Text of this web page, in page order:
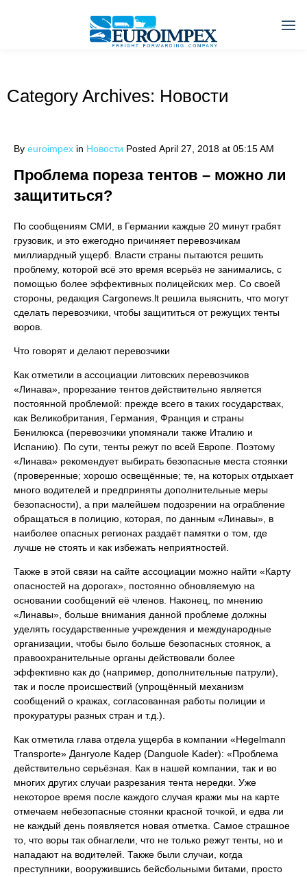
Category Archives: Новости
By euroimpex in Новости Posted April 27, 2018 at 05:15 AM
Проблема пореза тентов – можно ли
защититься?
По сообщениям СМИ, в Германии каждые 20 минут грабят
грузовик, и это ежегодно причиняет перевозчикам
миллиардный ущерб. Власти страны пытаются решить
проблему, которой всё это время всерьёз не занимались, с
помощью более эффективных полицейских мер. Со своей
стороны, редакция Cargonews.lt решила выяснить, что могут
сделать перевозчики, чтобы защититься от режущих тенты
воров.
Что говорят и делают перевозчики
Как отметили в ассоциации литовских перевозчиков
«Линава», прорезание тентов действительно является
постоянной проблемой: прежде всего в таких государствах,
как Великобритания, Германия, Франция и страны
Бенилюкса (перевозчики упомянали также Италию и
Испанию). По сути, тенты режут по всей Европе. Поэтому
«Линава» рекомендует выбирать безопасные места стоянки
(проверенные; хорошо освещённые; те, на которых отдыхает
много водителей и предприняты дополнительные меры
безопасности), а при малейшем подозрении на ограбление
обращаться в полицию, которая, по данным «Линавы», в
наиболее опасных регионах раздаёт памятки о том, где
лучше не стоять и как избежать неприятностей.
Также в этой связи на сайте ассоциации можно найти «Карту
опасностей на дорогах», постоянно обновляемую на
основании сообщений её членов. Наконец, по мнению
«Линавы», больше внимания данной проблеме должны
уделять государственные учреждения и международные
организации, чтобы было больше безопасных стоянок, а
правоохранительные органы действовали более
эффективно как до (например, дополнительные патрули),
так и после происшествий (упрощённый механизм
сообщений о кражах, согласованная работы полиции и
прокуратуры разных стран и т.д.).
Как отметила глава отдела ущерба в компании «Hegelmann
Transporte» Дангуоле Кадер (Danguole Kader): «Проблема
действительно серьёзная. Как в нашей компании, так и во
многих других случаи разрезания тента нередки. Уже
некоторое время после каждого случая кражи мы на карте
отмечаем небезопасные стоянки красной точкой, и едва ли
не каждый день появляется новая отметка. Самое страшное
то, что воры так обнаглели, что не только режут тенты, но и
нападают на водителей. Также были случаи, когда
преступники, вооружившись бейсбольными битами, просто